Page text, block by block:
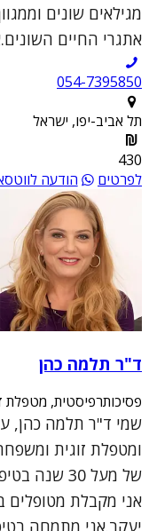
מגילאים שונים
אתגרי החיים
054-7395850
תל אביב-יפו, ישראל
430
לפרטים
הודעה
ד"ר תלמה כהן
פסיכותרפיסטית, מטפלת
ומטפלת זוגית
של מעל 30
אני מקבלת מטופלים
יעקב.אני מתמחה